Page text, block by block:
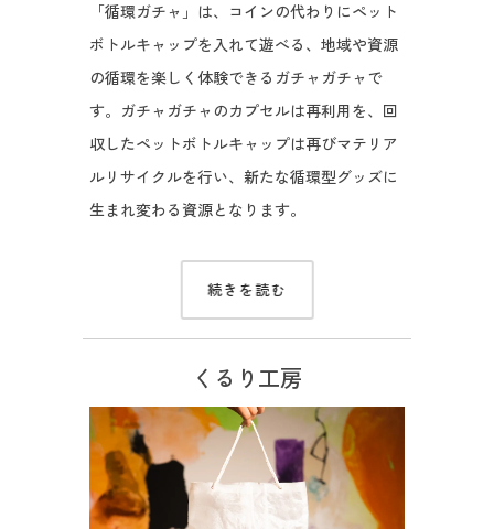
「循環ガチャ」は、コインの代わりにペット
ボトルキャップを入れて遊べる、地域や資源
の循環を楽しく体験できるガチャガチャで
す。ガチャガチャのカプセルは再利用を、回
収したペットボトルキャップは再びマテリア
ルリサイクルを行い、新たな循環型グッズに
生まれ変わる資源となります。
続きを読む
くるり工房